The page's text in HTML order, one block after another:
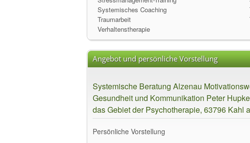
Systemisches Coaching
Traumarbeit
Verhaltenstherapie
Angebot und persönliche Vorstellung
Systemische Beratung Alzenau
Gesundheit und Kommunikation Peter
das Gebiet der Psychotherapie, 63796 Kahl
Persönliche Vorstellung